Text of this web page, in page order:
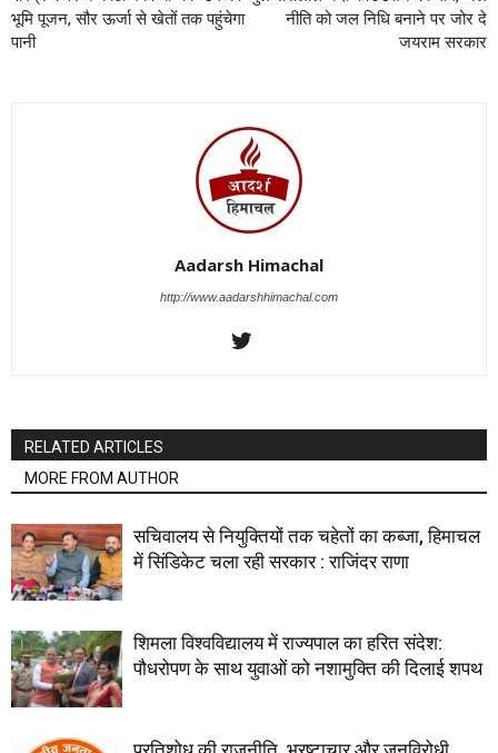
भूमि पूजन, सौर ऊर्जा से खेतों तक पहुंचेगा
पानी
नीति को जल निधि बनाने पर जोर दे
जयराम सरकार
Aadarsh Himachal
http://www.aadarshhimachal.com
RELATED ARTICLES
MORE FROM AUTHOR
सचिवालय से नियुक्तियों तक चहेतों का कब्जा, हिमाचल
में सिंडिकेट चला रही सरकार : राजिंदर राणा
शिमला विश्वविद्यालय में राज्यपाल का हरित संदेश:
पौधरोपण के साथ युवाओं को नशामुक्ति की दिलाई शपथ